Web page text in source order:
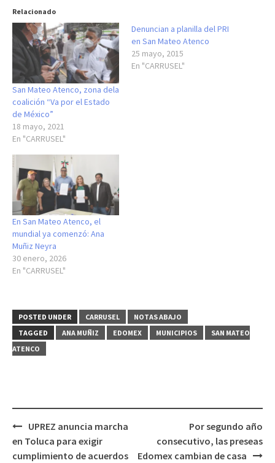
Relacionado
San Mateo Atenco, zona dela
coalición “Va por el Estado
de México”
18 mayo, 2021
En "CARRUSEL"
Denuncian a planilla del PRI
en San Mateo Atenco
25 mayo, 2015
En "CARRUSEL"
En San Mateo Atenco, el
mundial ya comenzó: Ana
Muñiz Neyra
30 enero, 2026
En "CARRUSEL"
POSTED UNDER CARRUSEL
NOTAS ABAJO
TAGGED
ANA MUÑIZ EDOMEX MUNICIPIOS
SAN MATEO
ATENCO
Post
navigation
UPREZ anuncia marcha
en Toluca para exigir
cumplimiento de acuerdos
Por segundo año
consecutivo, las preseas
Edomex cambian de casa